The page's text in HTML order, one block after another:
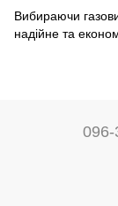
Вибираючи
надійне та
096-